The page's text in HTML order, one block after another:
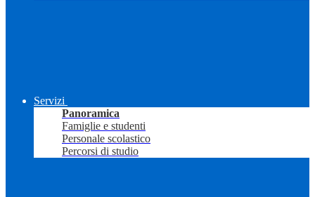
Servizi
Panoramica
Famiglie e studenti
Personale scolastico
Percorsi di studio